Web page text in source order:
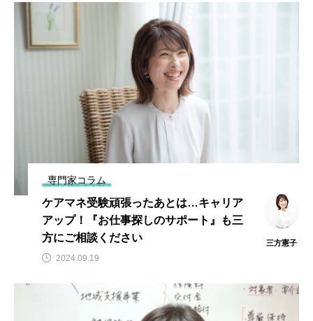
専門家コラム
ケアマネ受験頑張ったあとは…キャリア
アップ！『お仕事探しのサポート』も三
方にご相談ください
三方憲子
2024.09.19